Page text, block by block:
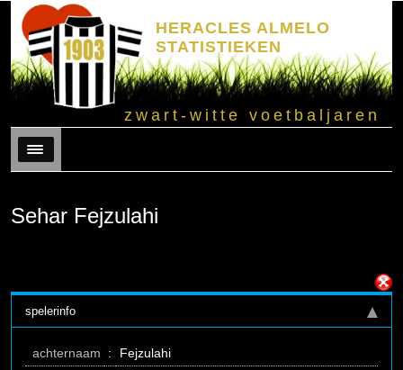
HERACLES ALMELO
STATISTIEKEN
zwart-witte voetbaljaren
Menu
Sehar Fejzulahi
spelerinfo
achternaam :
Fejzulahi